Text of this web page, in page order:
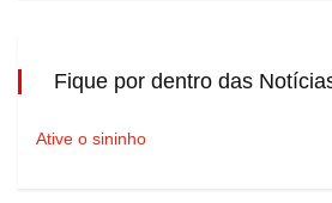
Fique por dentro das
Ative o sininho